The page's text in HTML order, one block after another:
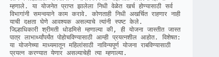
म्हणाले. या योजनेत प्राप्त झालेला निधी वेळेत खर्च होण्यासाठी सर्व
विभागांनी समन्वयाने काम करावे. कोणताही निधी अखर्चित राहणार नाही
याची दक्षता घेणे आवश्यक असल्याचे त्यांनी स्पष्ट केले.
जिल्हाधिकारी श्रीमती धोडमिसे म्हणाल्या की, ही योजना जास्तीत जास्त
पात्र लाभार्थ्यांपर्यंत पोहोचविण्यासाठी आम्ही प्रयत्नशील आहोत. विशेषत:
या योजनेच्या माध्यमातून महिलांसाठी नाविन्यपूर्ण योजना राबविण्यासाठी
प्रयत्न करण्यात येणार असल्याचेही त्या म्हणाल्या.